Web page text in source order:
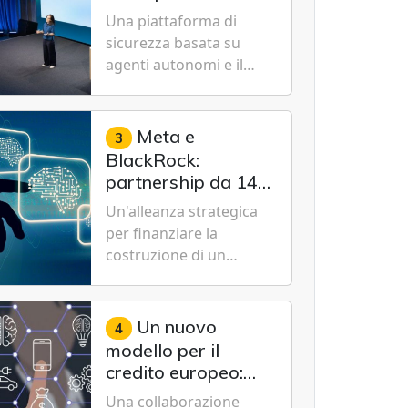
Cybersecurity.
nuovo modello IA
specializzato per la
cybersecurity
Una piattaforma di
sicurezza basata su
agenti autonomi e il
Cyber-1-Flash per
consentire alle
organizzazioni di
passare da una difesa
reattiva a una strategia
di gestione continua del
rischio.
3 Meta e
BlackRock:
partnership da 14
miliardi di dollari
per un data center
da record in Texas
Un'alleanza strategica
per finanziare la
costruzione di un
1 gigawatt a El Paso,
volto a sostenere le
future ambizioni di
superintelligenza e
intelligenza artificiale
4 Un nuovo
modello per il
credito europeo:
UniCredit,
Una collaborazione